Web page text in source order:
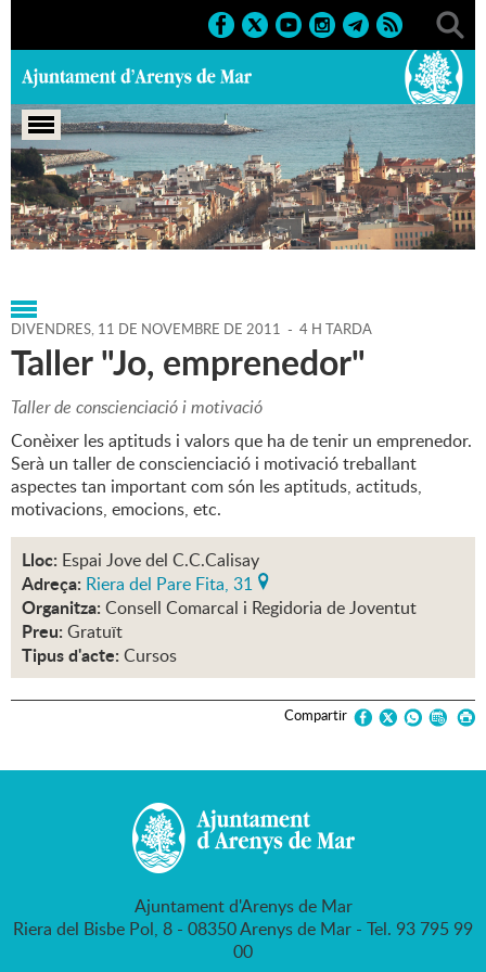
Portada > Regidories > Infància i Joventut > Agenda > 11-
11-2011
DIVENDRES, 11 DE NOVEMBRE DE 2011 - 4 H TARDA
Taller "Jo, emprenedor"
Taller de conscienciació i motivació
Conèixer les aptituds i valors que ha de tenir un emprenedor.
Serà un taller de conscienciació i motivació treballant
aspectes tan important com són les aptituds, actituds,
motivacions, emocions, etc.
Lloc: Espai Jove del C.C.Calisay
Adreça: Riera del Pare Fita, 31
Organitza: Consell Comarcal i Regidoria de Joventut
Preu: Gratuït
Tipus d'acte: Cursos
Compartir
Ajuntament d'Arenys de Mar
Riera del Bisbe Pol, 8 - 08350 Arenys de Mar - Tel. 93 795 99
00